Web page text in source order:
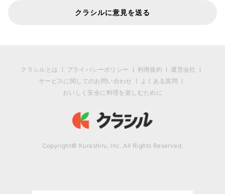
クラシルに意見を送る
クラシルとは プライバシーポリシー 利用規約
運営会社
サービスに関してのお問い合わせ
よくある質問
おいしく安全に料理を楽しむために
Copyright© Kurashiru, Inc. All Rights Reserved.